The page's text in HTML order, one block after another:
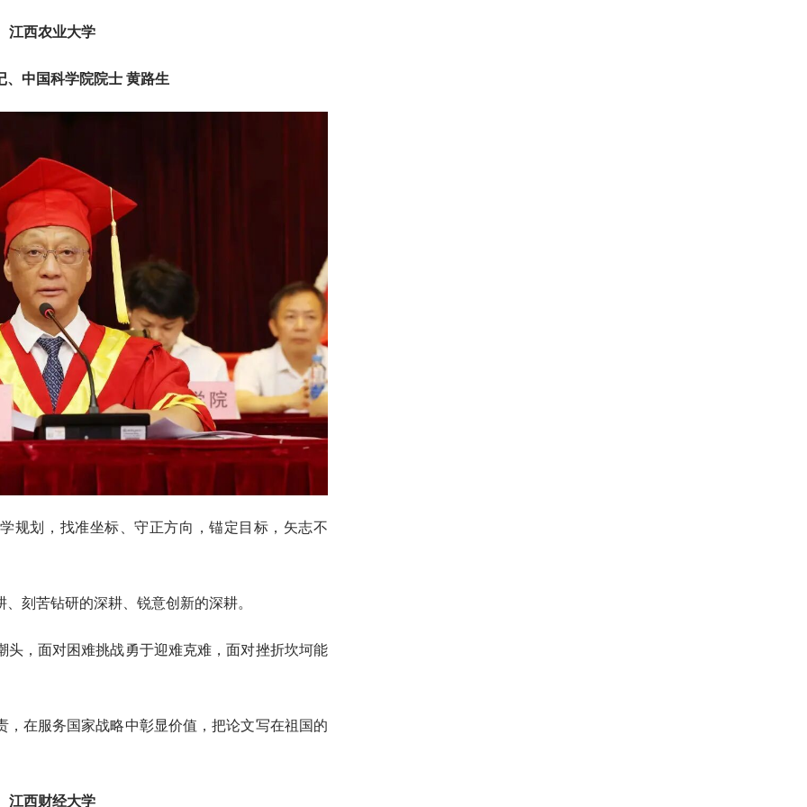
江西农业大学
、中国科学院院士 黄路生
规划，找准坐标、守正方向，锚定目标，矢志不
刻苦钻研的深耕、锐意创新的深耕。
头，面对困难挑战勇于迎难克难，面对挫折坎坷能
，在服务国家战略中彰显价值，把论文写在祖国的
江西财经大学